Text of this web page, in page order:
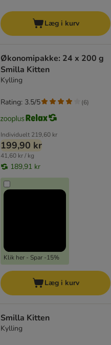
Læg i kurv
Økonomipakke: 24 x 200 g
Smilla Kitten
Kylling
Individuelt 219,60 kr
199,90 kr
41,60 kr / kg
189,91 kr
Klik her - Spar -15%
Rating: 3.5/5 (6)
Læg i kurv
Smilla Kitten
Kylling